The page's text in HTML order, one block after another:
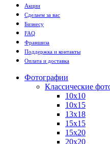
Акции
Сделаем за вас
Бизнесу
FAQ
Франшиза
Поддержка и контакты
Оплата и доставка
Фотографии
Классические
10х10
10х15
13х18
15х15
15х20
20х20